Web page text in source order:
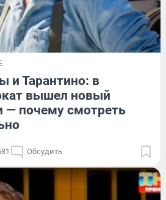
и Тарантино: в
вышел новый
— почему смотреть
Обсудить